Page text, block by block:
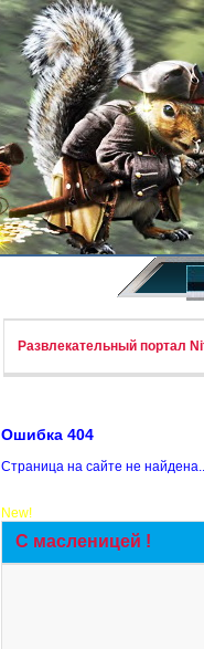
Развлекательный портал
Ошибка 404
Страница на сайте не
New!
С масленицей !